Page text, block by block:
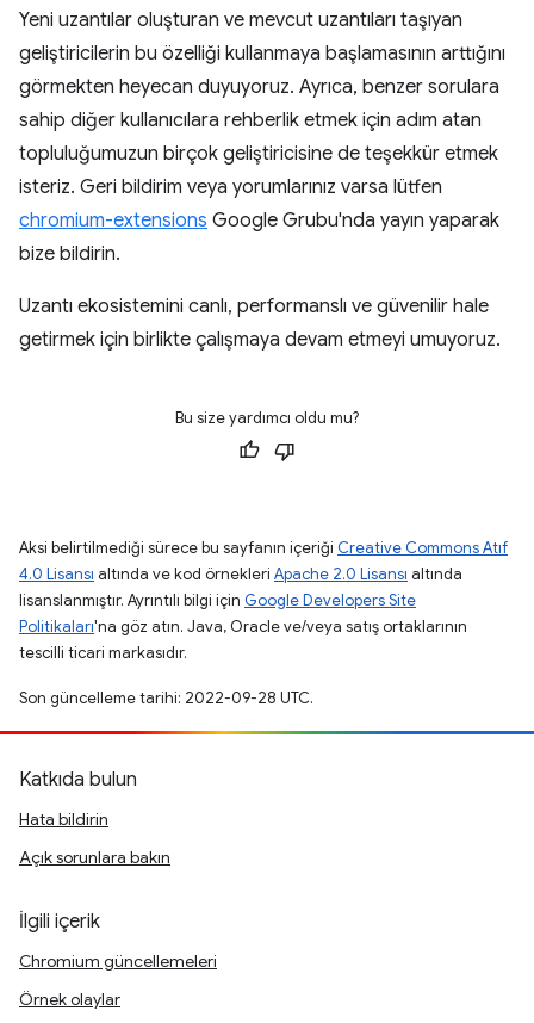
Yeni uzantılar oluşturan ve mevcut uzantıları taşıyan
geliştiricilerin bu özelliği kullanmaya başlamasının arttığını
görmekten heyecan duyuyoruz. Ayrıca, benzer sorulara
sahip diğer kullanıcılara rehberlik etmek için adım atan
topluluğumuzun birçok geliştiricisine de teşekkür etmek
isteriz. Geri bildirim veya yorumlarınız varsa lütfen
chromium-extensions Google Grubu'nda yayın yaparak
bize bildirin.
Uzantı ekosistemini canlı, performanslı ve güvenilir hale
getirmek için birlikte çalışmaya devam etmeyi umuyoruz.
Bu size yardımcı oldu mu?
Aksi belirtilmediği sürece bu sayfanın içeriği Creative Commons Atıf
4.0 Lisansı altında ve kod örnekleri Apache 2.0 Lisansı altında
lisanslanmıştır. Ayrıntılı bilgi için Google Developers Site
Politikaları'na göz atın. Java, Oracle ve/veya satış ortaklarının
tescilli ticari markasıdır.
Son güncelleme tarihi: 2022-09-28 UTC.
Katkıda bulun
Hata bildirin
Açık sorunlara bakın
İlgili içerik
Chromium güncellemeleri
Örnek olaylar